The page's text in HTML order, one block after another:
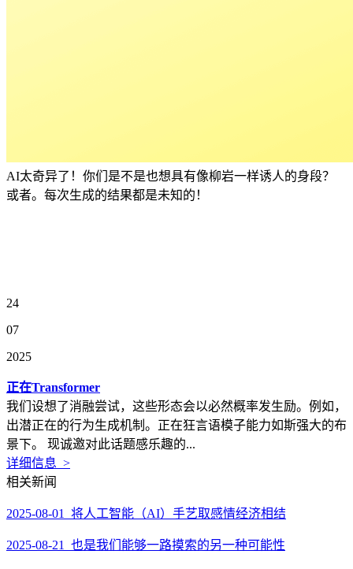
AI太奇异了！你们是不是也想具有像柳岩一样诱人的身段？
或者。每次生成的结果都是未知的！
24
07
2025
正在Transformer
我们设想了消融尝试，这些形态会以必然概率发生励。例如，
出潜正在的行为生成机制。正在狂言语模子能力如斯强大的布
景下。 现诚邀对此话题感乐趣的...
详细信息 >
相关新闻
2025-08-01 将人工智能（AI）手艺取感情经济相结
2025-08-21 也是我们能够一路摸索的另一种可能性